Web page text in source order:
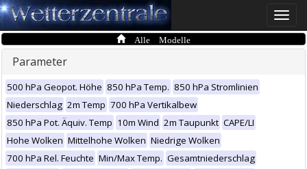
Toggle
Alle Modelle
Parameter
500 hPa Geopot. Höhe 850 hPa Temp. 850 hPa Stromlinien
Niederschlag 2m Temp 700 hPa Vertikalbew
850 hPa Pot. Äquiv. Temp 10m Wind 2m Taupunkt CAPE/LI
Hohe Wolken Mittelhohe Wolken Niedrige Wolken
700 hPa Rel. Feuchte Min/Max Temp. Gesamtniederschlag